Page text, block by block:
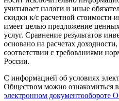
учитывает налоги и иные
скидки к/с расчетной стоимости
имеет целью предложение
услуг. Сравнение результатов
основано на расчетах
соответствии с требованиями
России.
С информацией об условиях
Обществом можно ознакомиться в
электронном документообороте